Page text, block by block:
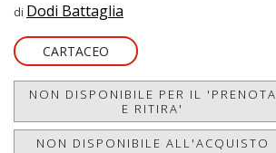
di Dodi Battaglia
CARTACEO
NON DISPONIBILE PER IL 'PRENOTA
E RITIRA'
NON DISPONIBILE ALL'ACQUISTO